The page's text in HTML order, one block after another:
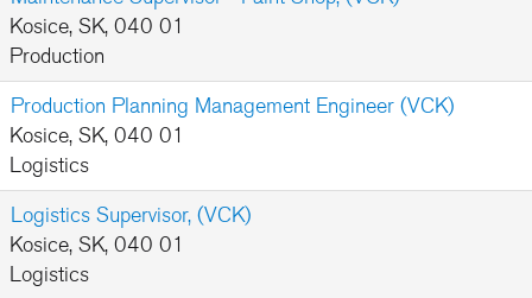
Kosice, SK, 040 01
Production
Production Planning Management Engineer (VCK)
Kosice, SK, 040 01
Logistics
Logistics Supervisor, (VCK)
Kosice, SK, 040 01
Logistics